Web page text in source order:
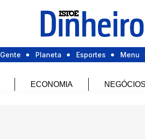
Gente Planeta Esportes Menu
ECONOMIA NEGÓCIOS